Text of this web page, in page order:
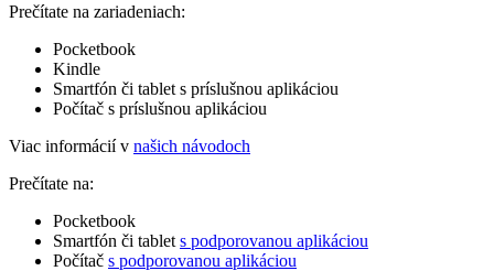
Prečítate na zariadeniach:
Pocketbook
Kindle
Smartfón či tablet s príslušnou aplikáciou
Počítač s príslušnou aplikáciou
Viac informácií v našich návodoch
Prečítate na:
Pocketbook
Smartfón či tablet s podporovanou aplikáciou
Počítač s podporovanou aplikáciou